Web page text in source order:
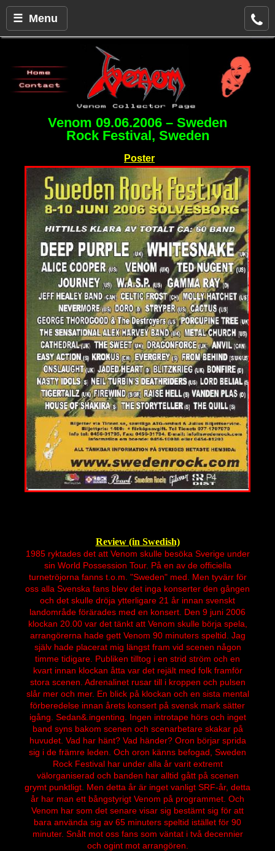
☰ Menu
Venom 09.06.2006 – Sweden
Rock Festival, Sweden
Poster
Review (in Swedish)
1985 ryktades det att Venom skulle besöka Sverige under
sin World Possession Tour. På en av de officiella
turnetröjorna fanns t.o.m. "Sweden" med. Men tyvärr för
oss alla Svenska fans blev det inga konserter den gången
och det skulle dröja ytterligare 21 år innan svenskt
landområde förärades med en konsert. Den 9 juni 2006
klockan 20.00 var det tänkt att Venom skulle börja spela,
arrangörerna hade gett Venom 90 minuters speltid. Jag
själv hade placerat mig längst fram vid scenen någon
timme tidigare. Publiken tilltog i en strid ström och en
kvart innan klockan åtta var det rejält med folk framför
stora scenen. Adrenalinet rusar till i kroppen och pulsen
slår mer och mer. En blick på klockan och en sista mental
förberedelse innan årets konsert på svensk mark sätter
igång. Sedan&.ingenting. Ingen introtape hörs och inget
band syns bakom scenen och scenarbetare skakar på
huvudet. Vad har hänt? Vad händer? Oron börjar sprida
sig i de främre leden. Och oron känns befogad, Sweden
Rock Festival har under alla år varit extremt
välorganiserad och banden har alltid gått på scenen
grymt punktligt. Men detta år är inget vanligt SRF-år, detta
år har man ett bångstyrigt Venom på programmet. Och
Venom har som det senare visar sig bestämt sig för att
bara använda sig av 65 minuters speltid istället för 90
minuter. Snålt mot oss fans som väntat i två decennier
och ogint mot arrangören.